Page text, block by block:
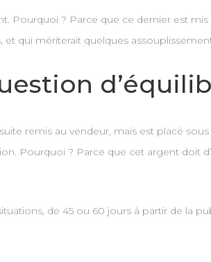
? Parce que ce dernier est mis
qui mériterait quelques
remis au vendeur, mais est placé
Pourquoi ? Parce que cet argent doit
de 45 ou 60 jours à partir de la